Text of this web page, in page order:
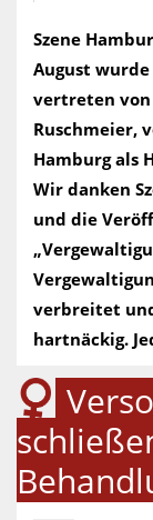
Szene
August wurde
vertreten
Ruschmeier,
Hamburg als
Wir danken
und die
verbreitet
hartnäckig.